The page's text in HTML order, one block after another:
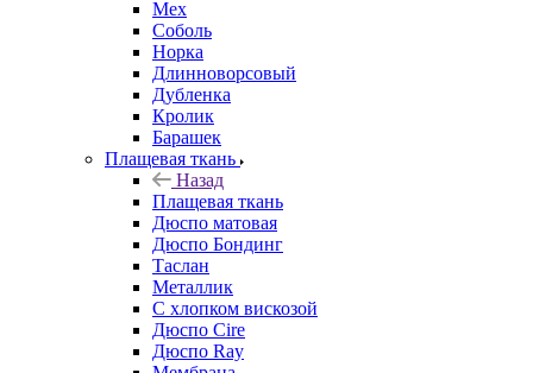
Мех
Соболь
Норка
Длинноворсовый
Дубленка
Кролик
Барашек
Плащевая ткань
Назад
Плащевая ткань
Дюспо матовая
Дюспо Бондинг
Таслан
Металлик
С хлопком вискозой
Дюспо Cire
Дюспо Ray